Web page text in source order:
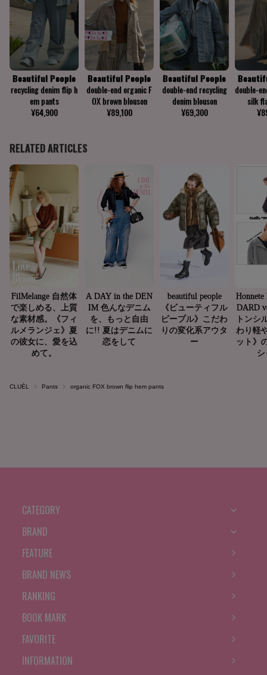
CLUÉL Pants organic FOX brown flip hem pants
CATEGORY
BRAND
FEATURE
BRAND NEWS
RANKING
BOOK MARK
FAVORITE
INFORMATION